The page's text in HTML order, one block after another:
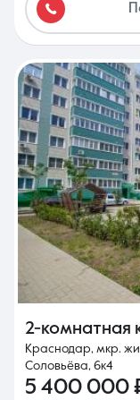
2-комнатная
Краснодар, мкр.
Соловьёва, 6к4
5 400 000